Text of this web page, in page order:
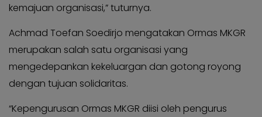
kemajuan organisasi,” tuturnya.
Achmad Toefan Soedirjo mengatakan Ormas MKGR
merupakan salah satu organisasi yang
mengedepankan kekeluargan dan gotong royong
dengan tujuan solidaritas.
“Kepengurusan Ormas MKGR diisi oleh pengurus